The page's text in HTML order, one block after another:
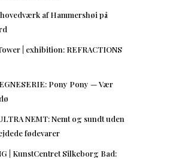
af Hammershøi på
| exhibition: REFRACTIONS
Pony Pony — Vær
NEMT: Nemt og sundt uden
fødevarer
| KunstCentret Silkeborg Bad: